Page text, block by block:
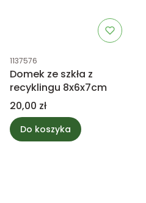
Kod produktu
1137576
Domek ze szkła z
recyklingu 8x6x7cm
Cena
20,00 zł
Do koszyka